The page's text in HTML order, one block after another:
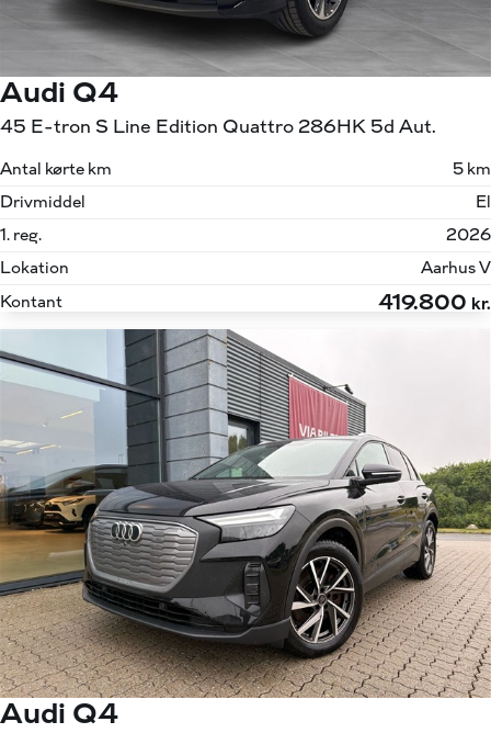
Audi Q4
45 E-tron S Line Edition Quattro 286HK 5d Aut.
Antal kørte km
5 km
Drivmiddel
El
1. reg.
2026
Lokation
Aarhus V
Kontant
419.800 kr.
Audi Q4